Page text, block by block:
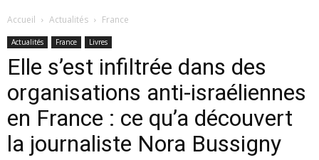
Accueil Actualités France
Actualités France Livres
Elle s’est infiltrée dans des
organisations anti-israéliennes
en France : ce qu’a découvert
la journaliste Nora Bussigny